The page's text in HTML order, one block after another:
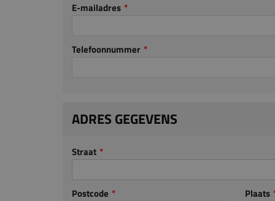
E-mailadres
Telefoonnummer
ADRES GEGEVENS
Straat
Postcode Plaats